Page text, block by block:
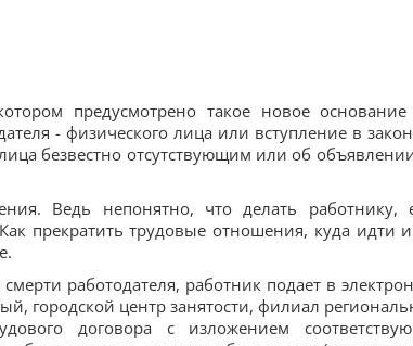
предусмотрено такое новое основание
- физического лица или вступление в
безвестно отсутствующим или об
Ведь непонятно, что делать работнику,
прекратить трудовые отношения, куда идти
работодателя, работник подает в
центр занятости, филиал
договора с изложением